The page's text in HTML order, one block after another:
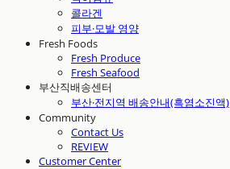
콜라겐
피부·모발 영양
Fresh Foods
Fresh Produce
Fresh Seafood
부산직배송센터
부산·전지역 배송안내(흑염소진액)
Community
Contact Us
REVIEW
Customer Center